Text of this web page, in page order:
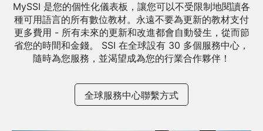
MySSI 是您的個性化儀表板，讓您可以不受限制地閱讀各
種可用語言的所有數位教材。永遠不要為更新的教材支付
更多費用 - 所有未來的更新和改進都會自動發生，從而節
省您的時間和金錢。 SSI 在全球設有 30 多個服務中心，
隨時為您服務，並渴望成為您的行業合作夥伴！
全球服務中心聯繫方式